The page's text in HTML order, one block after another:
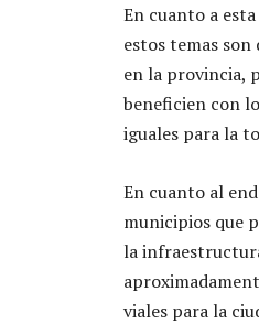
En cuanto a
estos temas
en la provincia,
beneficien con
iguales para la
En cuanto al
municipios que
la
viales para la